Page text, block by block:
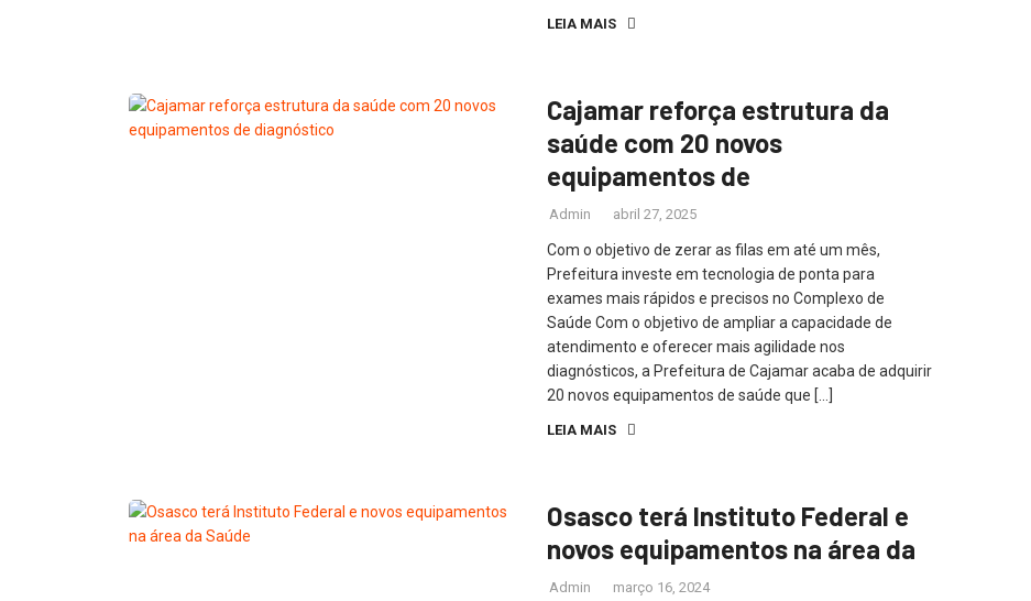
LEIA MAIS
Cajamar reforça estrutura da
saúde com 20 novos
equipamentos de
Admin abril 27, 2025
Com o objetivo de zerar as filas em até um mês,
Prefeitura investe em tecnologia de ponta para
exames mais rápidos e precisos no Complexo de
Saúde Com o objetivo de ampliar a capacidade de
atendimento e oferecer mais agilidade nos
diagnósticos, a Prefeitura de Cajamar acaba de adquirir
20 novos equipamentos de saúde que […]
LEIA MAIS
Osasco terá Instituto Federal e
novos equipamentos na área da
Admin março 16, 2024